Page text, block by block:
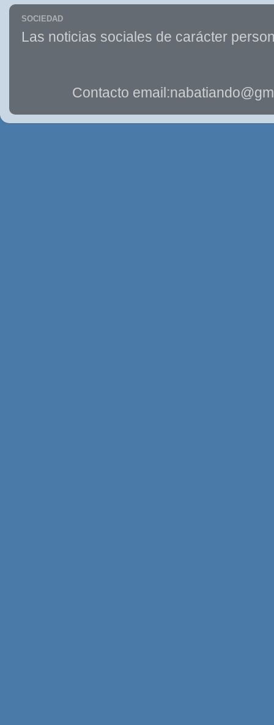
SOCIEDAD
Las noticias sociales de carácter
Contacto